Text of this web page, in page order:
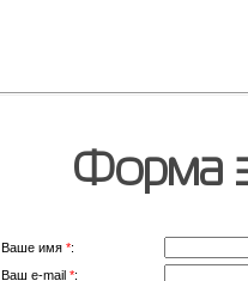
Форма
Ваше имя *:
Ваш e-mail *: